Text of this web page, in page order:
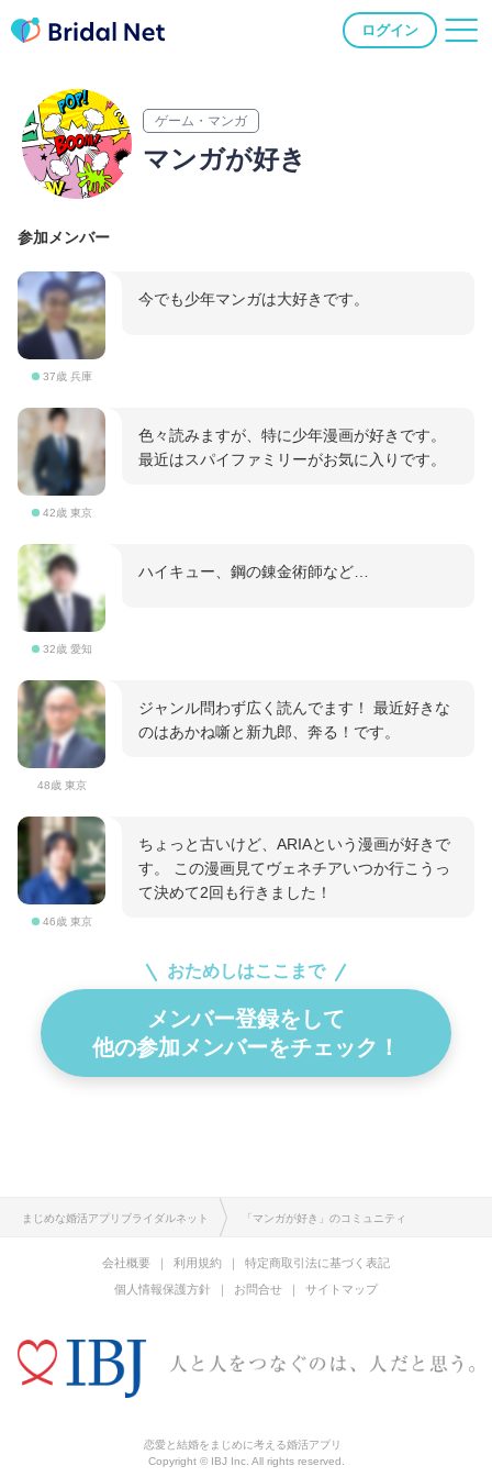
ログイン
ゲーム・マンガ
マンガが好き
参加メンバー
37歳 兵庫
今でも少年マンガは大好きです。
42歳 東京
色々読みますが、特に少年漫画が好きです。
最近はスパイファミリーがお気に入りです。
32歳 愛知
ハイキュー、鋼の錬金術師など…
48歳 東京
ジャンル問わず広く読んでます！ 最近好きな
のはあかね噺と新九郎、奔る！です。
46歳 東京
ちょっと古いけど、ARIAという漫画が好きで
す。 この漫画見てヴェネチアいつか行こうっ
て決めて2回も行きました！
おためしはここまで
メンバー登録をして
他の参加メンバーをチェック！
まじめな婚活アプリブライダルネット 「マンガが好き」のコミュニティ
会社概要 利用規約
特定商取引法に基づく表記
個人情報保護方針
お問合せ サイトマップ
恋愛と結婚をまじめに考える婚活アプリ
Copyright © IBJ Inc. All rights reserved.